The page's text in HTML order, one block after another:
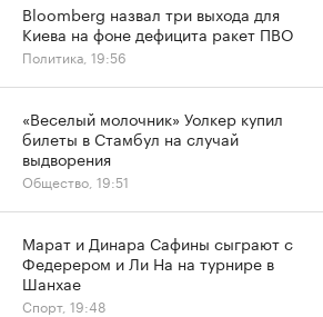
Bloomberg назвал три выхода для
Киева на фоне дефицита ракет ПВО
Политика, 19:56
«Веселый молочник» Уолкер купил
билеты в Стамбул на случай
выдворения
Общество, 19:51
Марат и Динара Сафины сыграют с
Федерером и Ли На на турнире в
Шанхае
Спорт, 19:48